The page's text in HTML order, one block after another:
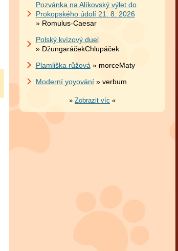
Pozvánka na Alíkovský výlet do
Prokopského údolí 21. 8. 2026
» Romulus-Caesar
Polský kvízový duel
» DžungaráčekChlupáček
Plamliška růžová » morceMaty
Moderní yoyování » verbum
» Zobrazit víc «